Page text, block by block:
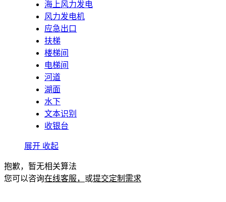
海上风力发电
风力发电机
应急出口
扶梯
楼梯间
电梯间
河道
湖面
水下
文本识别
收银台
展开 收起
抱歉，暂无相关算法
您可以咨询在线客服， 或提交定制需求